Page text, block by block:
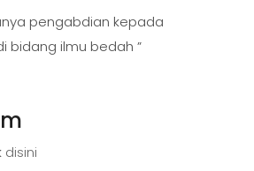
pengabdian kepada
bidang ilmu bedah ”
disini